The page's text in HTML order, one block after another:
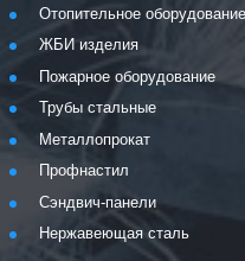
Отопительное оборудование
ЖБИ изделия
Пожарное оборудование
Трубы стальные
Металлопрокат
Профнастил
Сэндвич-панели
Нержавеющая сталь